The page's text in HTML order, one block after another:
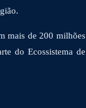
mais de 200 milhões
do Ecossistema de